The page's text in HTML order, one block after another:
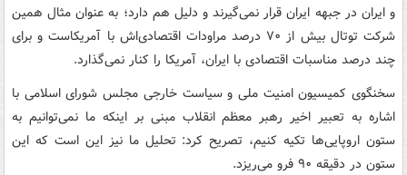
و ایران در جبهه ایران قرار نمی‌گیرند و دلیل هم دارد؛ به عنوان مثال همین
شرکت توتال بیش از ۷۰ درصد مراودات اقتصادی‌اش با آمریکاست و برای
چند درصد مناسبات اقتصادی با ایران، آمریکا را کنار نمی‌گذارد.
سخنگوی کمیسیون امنیت ملی و سیاست خارجی مجلس شورای اسلامی با
اشاره به تعبیر اخیر رهبر معظم انقلاب مبنی بر اینکه ما نمی‌توانیم به
ستون اروپایی‌ها تکیه کنیم، تصریح کرد: تحلیل ما نیز این است که این
ستون در دقیقه ۹۰ فرو می‌ریزد.